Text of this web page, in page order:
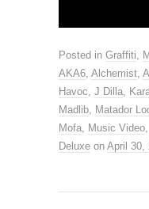
Posted in Graffiti
AKA6 Alchemist
Havoc J Dilla
Madlib
Matador
Mofa
Music Video
Deluxe on April 30,